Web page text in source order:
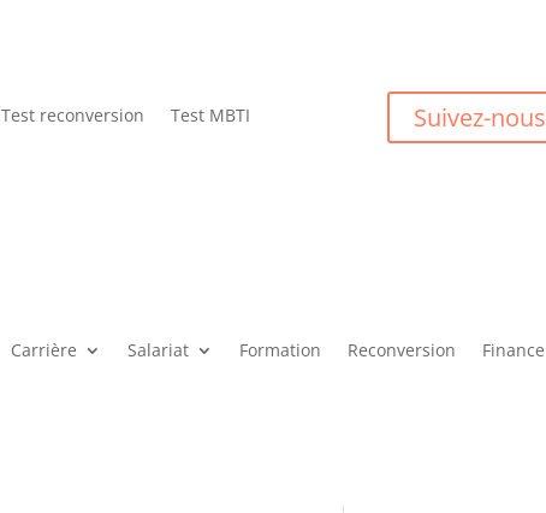
Test reconversion Test MBTI Suivez-nous
Carrière Salariat Formation Reconversion Finance